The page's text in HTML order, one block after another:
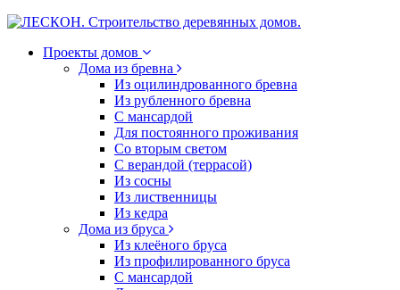
Проекты домов
Дома из бревна
Из оцилиндрованного бревна
Из рубленного бревна
С мансардой
Для постоянного проживания
Со вторым светом
С верандой (террасой)
Из сосны
Из лиственницы
Из кедра
Дома из бруса
Из клеёного бруса
Из профилированного бруса
С мансардой